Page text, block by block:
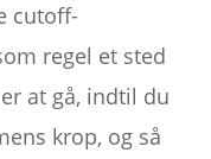
cutoff-
regel et sted
at gå, indtil du
krop, og så